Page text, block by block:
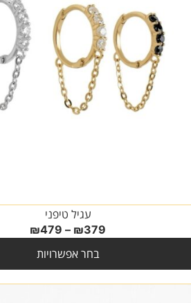
עגיל טיפני
₪379
–
₪479
בחר אפשרויות